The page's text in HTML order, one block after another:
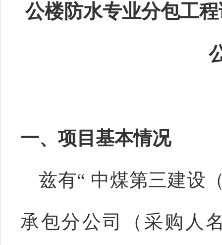
公楼防水专业分包工程
一、 项目基本情况
兹有“ 中煤第三建设
承包分公司
（ 采购人